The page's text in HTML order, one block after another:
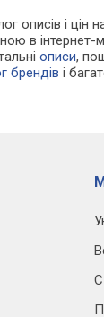
описів і цін
в
описи,
брендів і